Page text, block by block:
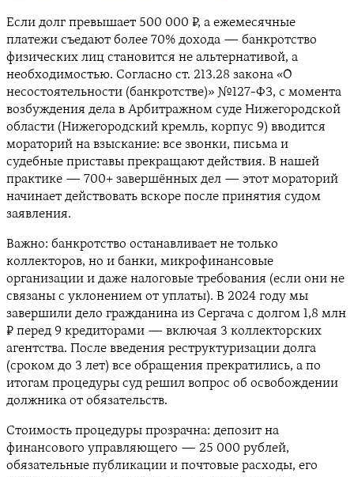
Если долг превышает 500 000 ₽, а ежемесячные
платежи съедают более 70% дохода — банкротство
физических лиц становится не альтернативой, а
необходимостью. Согласно ст. 213.28 закона «О
несостоятельности (банкротстве)» №127-ФЗ, с момента
возбуждения дела в Арбитражном суде Нижегородской
области (Нижегородский кремль, корпус 9) вводится
мораторий на взыскание: все звонки, письма и
судебные приставы прекращают действия. В нашей
практике — 700+ завершённых дел — этот мораторий
начинает действовать вскоре после принятия судом
заявления.
Важно: банкротство останавливает не только
коллекторов, но и банки, микрофинансовые
организации и даже налоговые требования (если они не
связаны с уклонением от уплаты). В 2024 году мы
завершили дело гражданина из Сергача с долгом 1,8 млн
₽ перед 9 кредиторами — включая 3 коллекторских
агентства. После введения реструктуризации долга
(сроком до 3 лет) все обращения прекратились, а по
итогам процедуры суд решил вопрос об освобождении
должника от обязательств.
Стоимость процедуры прозрачна: депозит на
финансового управляющего — 25 000 рублей,
обязательные публикации и почтовые расходы, его